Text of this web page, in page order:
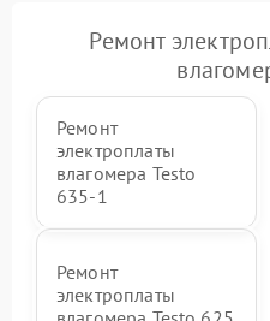
Ремонт
Ремонт
электроплаты
влагомера Testo
635-1
Ремонт
электроплаты